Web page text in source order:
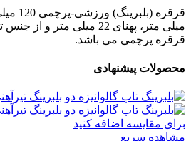
میلی متر، پهنای 22 میلی
قرقره پرچمی می باشد.
محصولات پیشنهادی
برای مقایسه اضافه کنید
مشاهده سریع